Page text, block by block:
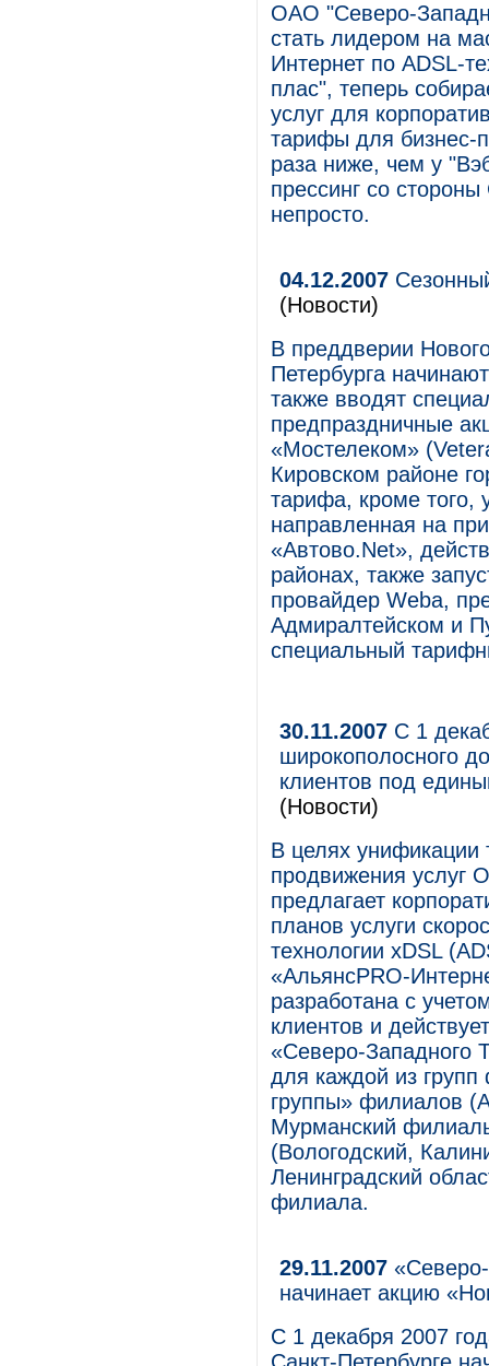
ОАО "Северо-
стать лидером на
Интернет по ADSL-
плас", теперь
услуг для
тарифы для бизнес-
раза ниже, чем у
прессинг со
непросто.
04.12.2007
(Новости)
В преддверии
Петербурга
также вводят
предпраздничные
«Мостелеком»
Кировском районе
тарифа, кроме того,
направленная на
«Автово.Net»,
районах, также
провайдер Weba,
Адмиралтейском и
специальный
30.11.2007 С 1
широкополосного
клиентов под
(Новости)
В целях
продвижения услуг
предлагает
планов услуги
технологии xDSL
«АльянсPRO-
разработана с
клиентов и
«Северо-Западного
для каждой из
группы» филиалов
Мурманский
(Вологодский,
Ленинградский
филиала.
29.11.2007
начинает акцию
С 1 декабря 2007